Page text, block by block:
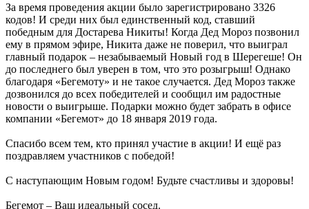
За время проведения акции было зарегистрировано 3326
кодов! И среди них был единственный код, ставший
победным для Достарева Никиты! Когда Дед Мороз позвонил
ему в прямом эфире, Никита даже не поверил, что выиграл
главный подарок – незабываемый Новый год в Шерегеше! Он
до последнего был уверен в том, что это розыгрыш! Однако
благодаря «Бегемоту» и не такое случается. Дед Мороз также
дозвонился до всех победителей и сообщил им радостные
новости о выигрыше. Подарки можно будет забрать в офисе
компании «Бегемот» до 18 января 2019 года.
Спасибо всем тем, кто принял участие в акции! И ещё раз
поздравляем участников с победой!
С наступающим Новым годом! Будьте счастливы и здоровы!
Бегемот – Ваш идеальный сосед.